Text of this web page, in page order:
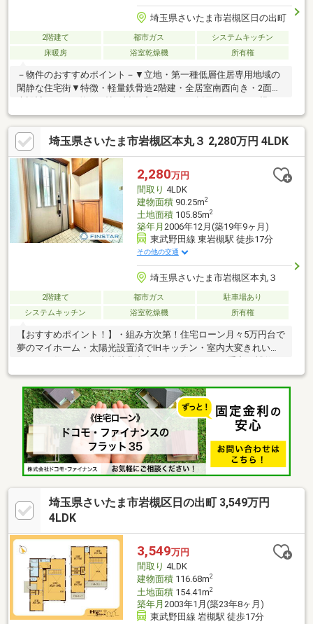
埼玉県さいたま市岩槻区日の出町
2階建て 都市ガス
システムキッチン
床暖房
浴室乾燥機 所有権
－物件のおすすめポイント－▼立地・第一種低層住居専用地域の
閑静な住宅街▼特徴・軽量鉄骨造2階建・全居室南西向き・2面採
2WAY仕様の洗面室を設置、家事・生活動線良好・洋室約11.3帖は
2ドア設計・WIC・土間収納等、室内随所に収納有・駐車スペース
2台分有(車種による)▼設備・床暖房(LD)・食洗機・浴室乾燥機・
太陽光発電システム▼周辺環境・ベルク岩槻宮町店 徒歩8分(約
610m)■ ご希望の住まい探しをお手伝いします ━━━━━・・・
物件の詳細・ご相談はお気軽にお問い合わせください。
埼玉県さいたま市岩槻区本丸３ 2,280万円 4LDK
2,280万円
間取り 4LDK
建物面積90.25m2
土地面積105.85m2
築年月 2006年12月(築19年9ヶ月)
東武野田線 東岩槻駅 徒歩17分
その他の交通
埼玉県さいたま市岩槻区本丸３
2階建て 都市ガス
駐車場あり
システムキッチン
浴室乾燥機 所有権
【おすすめポイント！】・組み方次第！住宅ローン月々5万円台で
夢のマイホーム・太陽光設置済でIHキッチン・室内大変きれいで
ット・洋室用エアコン1台・シーリングファンLEDライト（洋室×1
部屋）・楽天ギフト券1万円分【購入者様限定で先着15名様に入
居お祝いプレゼント】※お電話が繋がらない際は見学予約フォー
ムよりご希望をお送りください【プレミアムサポート体制】・住
宅ローン代行サービス（月間1000件のノウハウ）・周辺環境レポ
ート提供・ワンストップサービス（住宅関連全て）・無料送迎サ
ービス・即時案内対応
埼玉県さいたま市岩槻区日の出町 3,549万円
4LDK
3,549万円
間取り 4LDK
建物面積116.68m2
土地面積154.41m2
築年月 2003年1月(築23年8ヶ月)
東武野田線 岩槻駅 徒歩17分